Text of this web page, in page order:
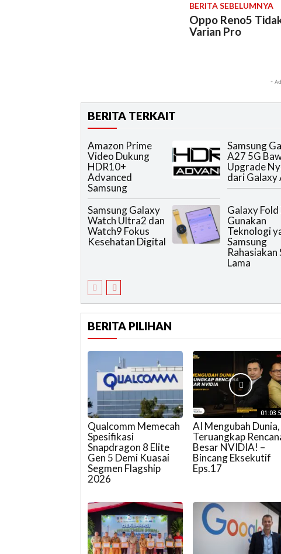
BERITA SEBELUMNYA
Oppo Reno5
Varian Pro
-
BERITA TERKAIT
Amazon Prime
Video Dukung
HDR10+
Advanced
Samsung
Samsung
A27 5G
Upgrade
dari Galaxy
Samsung Galaxy
Watch Ultra2 dan
Watch9 Fokus
Kesehatan Digital
Galaxy Fold
Gunakan
Teknologi
Samsung
Rahasiakan
Lama
BERITA PILIHAN
Qualcomm Memecah
Spesifikasi
Snapdragon 8 Elite
Gen 5 Demi Kuasai
Segmen Flagship
2026
AI Mengubah Dunia,
Teruangkap
Besar NVIDIA! –
Bincang Eksekutif
Eps.17